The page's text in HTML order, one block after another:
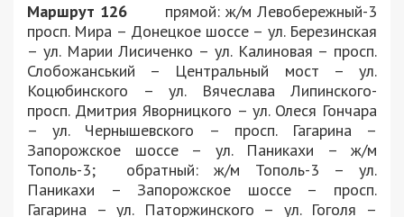
Маршрут 126 прямой: ж/м Левобережный-3
просп. Мира – Донецкое шоссе – ул. Березинская
– ул. Марии Лисиченко – ул. Калиновая – просп.
Слобожанський – Центральный мост – ул.
Коцюбинского – ул. Вячеслава Липинского-
просп. Дмитрия Яворницкого – ул. Олеся Гончара
– ул. Чернышевского – просп. Гагарина –
Запорожское шоссе – ул. Паникахи – ж/м
Тополь-3; обратный: ж/м Тополь-3 – ул.
Паникахи – Запорожское шоссе – просп.
Гагарина – ул. Паторжинского – ул. Гоголя –